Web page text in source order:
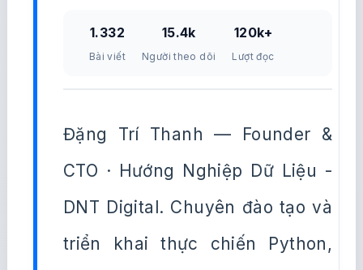
1.332
Bài viết
15.4k
Người theo dõi
120k+
Lượt đọc
Đặng Trí Thanh — Founder &
CTO · Hướng Nghiệp Dữ Liệu -
DNT Digital. Chuyên đào tạo và
triển khai thực chiến Python,